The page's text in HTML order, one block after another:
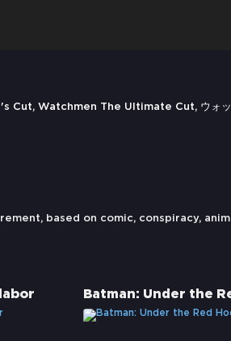
Watchmen The Ultimate Cut, ウォッ
, based on comic, conspiracy,